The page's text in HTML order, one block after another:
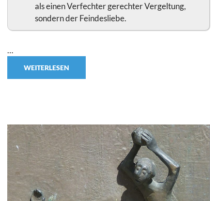
als einen Verfechter gerechter Vergeltung,
sondern der Feindesliebe.
…
WEITERLESEN